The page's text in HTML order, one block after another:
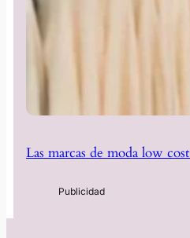
Las marcas de moda low